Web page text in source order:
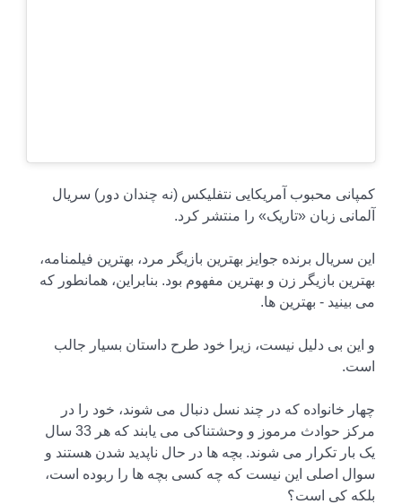
کمپانی محبوب آمریکایی نتفلیکس (نه چندان دور) سریال
آلمانی زبان «تاریک» را منتشر کرد.
این سریال برنده جوایز بهترین بازیگر مرد، بهترین فیلمنامه،
بهترین بازیگر زن و بهترین مفهوم بود. بنابراین، همانطور که
می بینید - بهترین ها.
و این بی دلیل نیست، زیرا خود طرح داستان بسیار جالب
است.
چهار خانواده که در چند نسل دنبال می شوند، خود را در
مرکز حوادث مرموز و وحشتناکی می یابند که هر 33 سال
یک بار تکرار می شوند. بچه ها در حال ناپدید شدن هستند و
سوال اصلی این نیست که چه کسی بچه ها را ربوده است،
بلکه کی است؟